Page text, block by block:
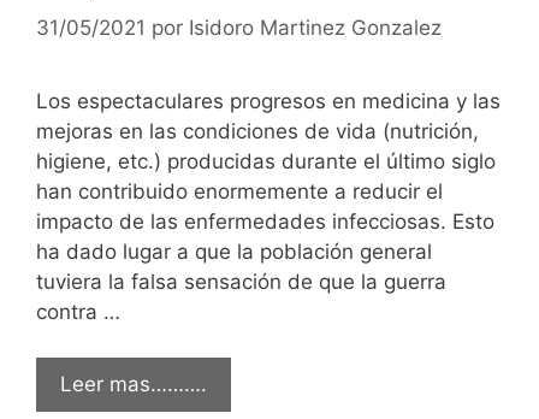
31/05/2021 por Isidoro Martinez Gonzalez
Los espectaculares progresos en medicina y las
mejoras en las condiciones de vida (nutrición,
higiene, etc.) producidas durante el último siglo
han contribuido enormemente a reducir el
impacto de las enfermedades infecciosas. Esto
ha dado lugar a que la población general
tuviera la falsa sensación de que la guerra
contra …
Leer mas……….